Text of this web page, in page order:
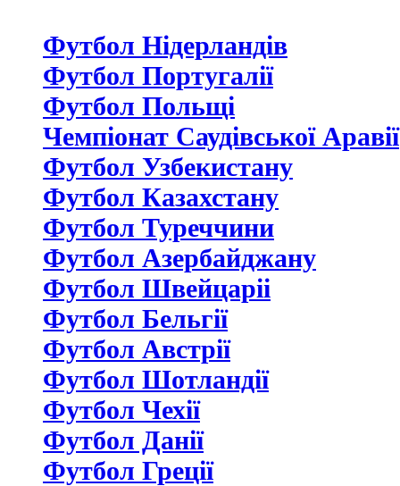
Футбол Нідерландiв
Футбол Португалії
Футбол Польщі
Чемпіонат Саудівської Аравії
Футбол Узбекистану
Футбол Казахстану
Футбол Туреччини
Футбол Азербайджану
Футбол Швейцаріі
Футбол Бельгії
Футбол Австрії
Футбол Шотландії
Футбол Чехії
Футбол Данії
Футбол Греції